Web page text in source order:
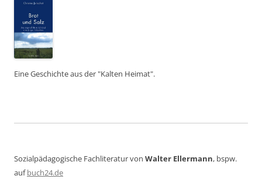
Eine Geschichte aus der "Kalten Heimat".
Sozialpädagogische Fachliteratur von Walter Ellermann, bspw.
aufbuch24.de